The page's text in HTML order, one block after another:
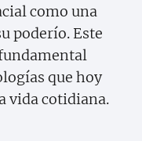
como una
poderío. Este
que hoy
vida cotidiana.